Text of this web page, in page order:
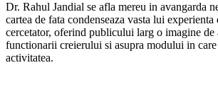
Dr. Rahul Jandial se afla mereu in avangarda
cartea de fata condenseaza vasta lui
cercetator, oferind publicului larg o imagine de
functionarii creierului si asupra modului in
activitatea.